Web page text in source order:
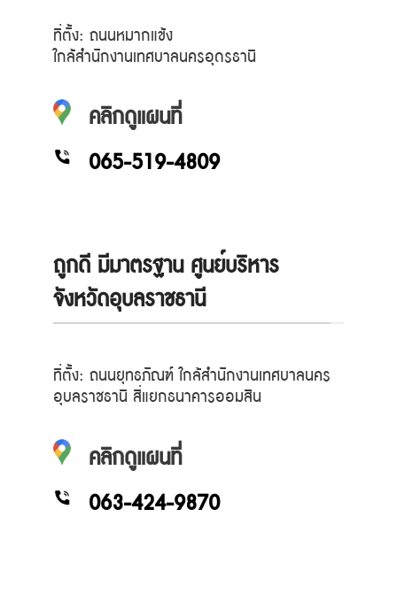
ที่ตั้ง: ถนนหมากแข้ง
ใกล้สำนักงานเทศบาลนครอุดรธานี
คลิกดูแผนที่
065-519-4809
ถูกดี มีมาตรฐาน ศูนย์บริหาร
จังหวัดอุบลราชธานี
ที่ตั้ง: ถนนยุทธภัณฑ์ ใกล้สำนักงานเทศบาลนคร
อุบลราชธานี สี่แยกธนาคารออมสิน
คลิกดูแผนที่
063-424-9870